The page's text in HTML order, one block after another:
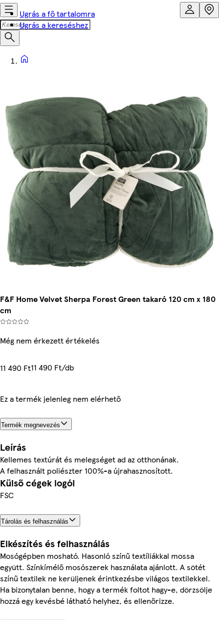
Ugrás a fő tartalomra
Ugrás a kereséshez
F&F Home Velvet Sherpa Forest Green takaró 120 cm x 180
cm
Még nem érkezett értékelés
11 490 Ft11 490 Ft/db
Ez a termék jelenleg nem elérhető
Termék megnevezés
Leírás
Kellemes textúrát és melegséget ad az otthonának.
A felhasznált poliészter 100%-a újrahasznosított.
Külső cégek logói
FSC
Tárolás és felhasználás
Elkészítés és felhasználás
Mosógépben mosható. Hasonló színű textíliákkal mossa
együtt. Színkímélő mosószerek használata ajánlott. A sötét
színű textilek ne kerüljenek érintkezésbe világos textilekkel.
Ha bizonytalan benne, hogy a termék foltot hagy-e, dörzsölje
hozzá egy kevésbé látható helyhez, és ellenőrizze.